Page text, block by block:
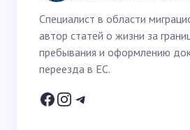
Ваш вопрос *
Email *
Специалист в области
автор статей о жизни за
пребывания и оформлению
переезда в ЕС.